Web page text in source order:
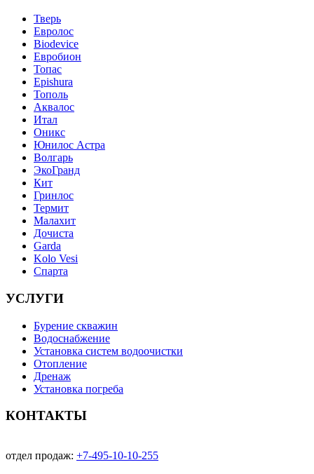
Тверь
Евролос
Biodevice
Евробион
Топас
Epishura
Тополь
Аквалос
Итал
Оникс
Юнилос Астра
Волгарь
ЭкоГранд
Кит
Гринлос
Термит
Малахит
Дочиста
Garda
Kolo Vesi
Спарта
УСЛУГИ
Бурение скважин
Водоснабжение
Установка систем водоочистки
Отопление
Дренаж
Установка погреба
КОНТАКТЫ
отдел продаж: +7-495-10-10-255